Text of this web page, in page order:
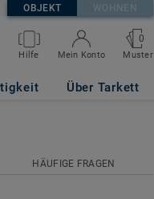
OBJEKT WOHNEN
Hilfe Mein Konto
0
Muster
Über Tarkett
HÄUFIGE FRAGEN